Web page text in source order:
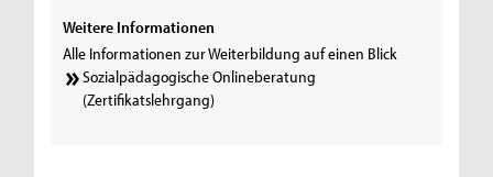
Weitere Informationen
Alle Informationen zur Weiterbildung auf einen Blick
Sozialpädagogische Onlineberatung
(Zertifikatslehrgang)